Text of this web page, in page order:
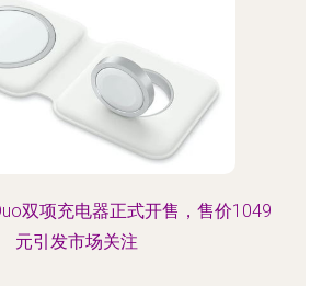
双项充电器正式开售，售价1049
元引发市场关注